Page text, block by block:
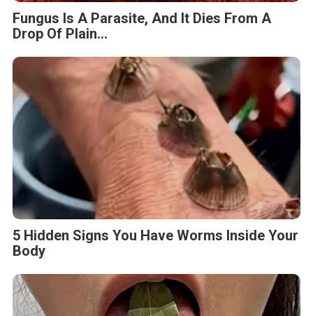
Fungus Is A Parasite, And It Dies From A
Drop Of Plain...
5 Hidden Signs You Have Worms Inside Your
Body